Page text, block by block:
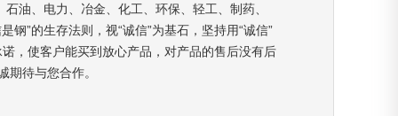
油、电力、冶金、化工、环保、轻工、制药、
”的生存法则，视“诚信”为基石，坚持用“诚信”
，使客户能买到放心产品，对产品的售后没有后
待与您合作。